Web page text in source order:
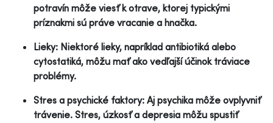
potravín môže viesť k otrave, ktorej typickými
príznakmi sú práve vracanie a hnačka.
Lieky: Niektoré lieky, napríklad antibiotiká alebo
cytostatiká, môžu mať ako vedľajší účinok tráviace
problémy.
Stres a psychické faktory: Aj psychika môže ovplyvniť
trávenie. Stres, úzkosť a depresia môžu spustiť